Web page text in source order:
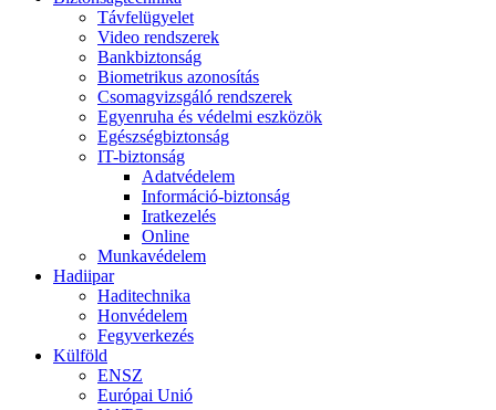
Távfelügyelet
Video rendszerek
Bankbiztonság
Biometrikus azonosítás
Csomagvizsgáló rendszerek
Egyenruha és védelmi eszközök
Egészségbiztonság
IT-biztonság
Adatvédelem
Információ-biztonság
Iratkezelés
Online
Munkavédelem
Hadiipar
Haditechnika
Honvédelem
Fegyverkezés
Külföld
ENSZ
Európai Unió